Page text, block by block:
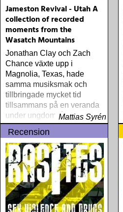
Jameston Revival - Utah A
collection of recorded
moments from the
Wasatch Mountains
Jonathan Clay och Zach
Chance växte upp i
Magnolia, Texas, hade
samma musiksmak och
tillbringade mycket tid
tillsammans på en veranda
under ungdomsåren där de
lyssnade på Everly
brothers, Creedence
Clearwater Revival, Guy
Clark och Willie Nelson
Mattias Syrén
Recension